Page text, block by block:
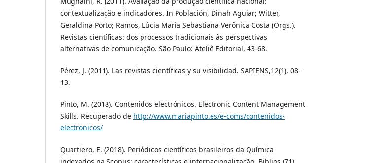
contextualização e indicadores. In Población, Dinah Aguiar; Witter,
Geraldina Porto; Ramos, Lúcia Maria Sebastiana Verônica Costa (Orgs.).
Revistas científicas: dos processos tradicionais às perspectivas
alternativas de comunicação. São Paulo: Ateliê Editorial, 43-68.
Pérez, J. (2011). Las revistas científicas y su visibilidad. SAPIENS,12(1), 08-
13.
Pinto, M. (2018). Contenidos electrónicos. Electronic Content Management
Skills. Recuperado de http://www.mariapinto.es/e-coms/contenidos-
electronicos/
Quartiero, E. (2018). Periódicos científicos brasileiros da Química